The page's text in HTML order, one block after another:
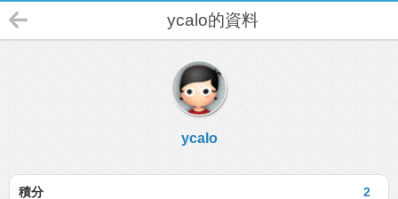
ycalo的資料
ycalo
2
積分